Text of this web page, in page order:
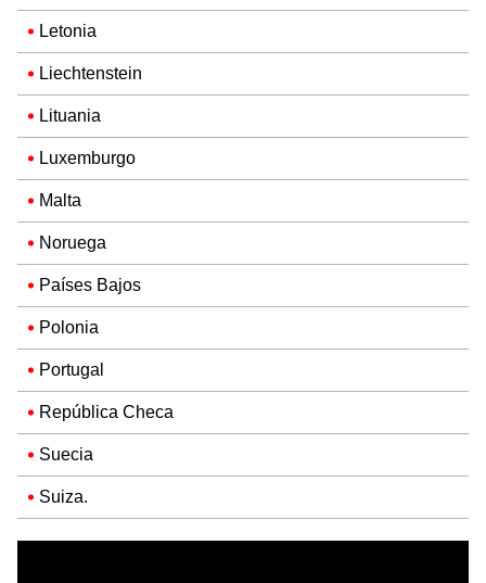
Letonia
Liechtenstein
Lituania
Luxemburgo
Malta
Noruega
Países Bajos
Polonia
Portugal
República Checa
Suecia
Suiza.